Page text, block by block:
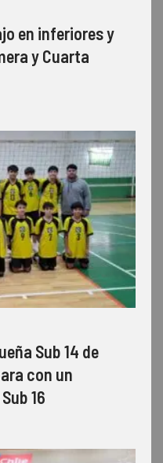
en inferiores y
y Cuarta
Sub 14 de
con un
16